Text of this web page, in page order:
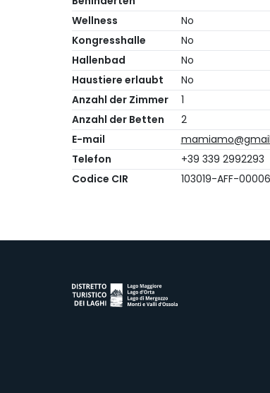
Wellness
No
Kongresshalle
No
Hallenbad
No
Haustiere erlaubt
No
Anzahl der Zimmer
1
Anzahl der Betten
2
E-mail
Telefon
+39 339 2992293
Codice CIR
103019-AFF-00006